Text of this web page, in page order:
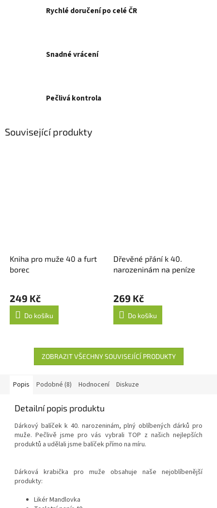
Rychlé doručení po celé ČR
Snadné vrácení
Pečlivá kontrola
Související produkty
Kniha pro muže 40 a furt
borec
249 Kč
Do košíku
Dřevěné přání k 40.
narozeninám na peníze
269 Kč
Do košíku
ZOBRAZIT VŠECHNY SOUVISEJÍCÍ PRODUKTY
Popis Podobné (8) Hodnocení Diskuze
Detailní popis produktu
Dárkový balíček k 40. narozeninám, plný oblíbených dárků pro
muže. Pečlivě jsme pro vás vybrali TOP z našich nejlepších
produktů a udělali jsme balíček přímo na míru.
Dárková krabička pro muže obsahuje naše nejoblíbenější
produkty:
Likér Mandlovka